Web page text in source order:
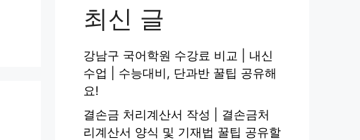
최신 글
강남구 국어학원 수강료 비교 | 내신
수업 | 수능대비, 단과반 꿀팁 공유해
요!
결손금 처리계산서 작성 | 결손금처
리계산서 양식 및 기재법 꿀팁 공유할